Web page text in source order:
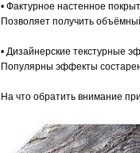
• Фактурное настенное
Позволяет получить
• Дизайнерские текстурные
Популярны эффекты
На что обратить внимание